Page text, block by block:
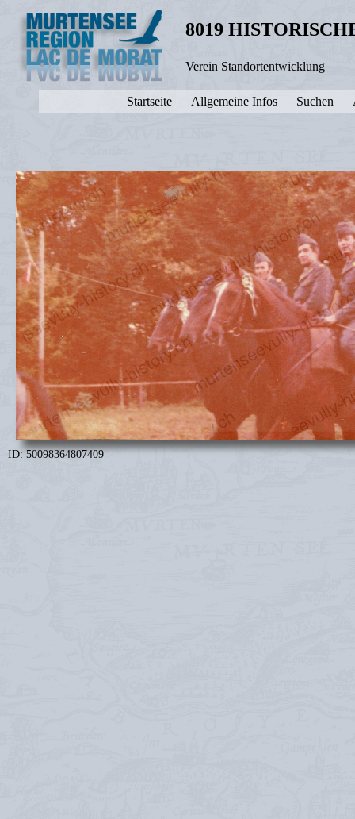
8019
Verein Standortentwicklung
Startseite Allgemeine Infos Suchen
ID: 50098364807409